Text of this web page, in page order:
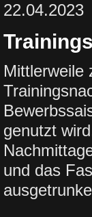
22.04.2023
Mittlerweile
genutzt
und das